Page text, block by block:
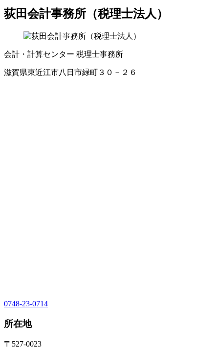
荻田会計事務所（税理士法人）
会計・計算センター 税理士事務所
滋賀県東近江市八日市緑町３０－２６
0748-23-0714
所在地
〒527-0023